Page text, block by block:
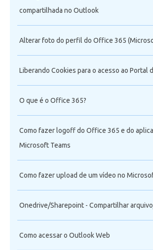
compartilhada no Outlook
Alterar foto do perfil do Office 365
Liberando Cookies para o acesso ao Portal
O que é o Office 365?
Como fazer logoff do Office 365 e do
Microsoft Teams
Como fazer upload de um vídeo no
Onedrive/Sharepoint - Compartilhar
Como acessar o Outlook Web